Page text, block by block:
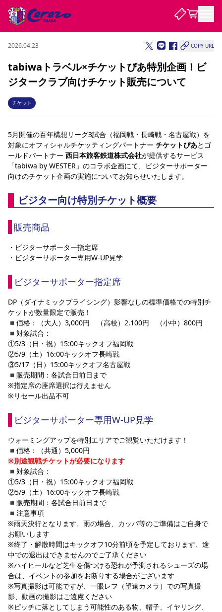
試合・チーム
試合について
試合日程 / 結果
チームについて
選手・スタッフ スケジュール メディア情報 アクセス
レディース
アカデミー ハナサカプレーヤー 歴代所属選手
観戦する
チケット
チケット情報 販売スケジュール 価格・席種
購入方法
シーズンシート
法人シーズンシート 福祉サービス 団体チケット
特定興行入場券
譲渡サービス リセールサービス
観戦ガイド
観戦マナー&ルール
ビジターサポーター観戦ガイド
YANMAR HANASAKA STADIUM
DAZNで観戦
アウェイツアー
アウェイツアー
よくある質問
よくある質問
クラブを知る
セレッソ大阪について
クラブ紹介 沿革 シーズン記録 求人情報
パートナー企業募集中 セレッソ大阪VISAカード サポートスタッフ
サステナビリティポリシー SDGsのゴール
活動レポート
SPORT POSITIVE LEAGUES
スポーツクラブ
スポーツクラブ
関連団体/施設
長居公園 セレッソフットサルパーク
セレッソスポーツパーク舞洲
YANMAR HANASAKA STADIUM
セレッソ大阪アカデミー 子供のサッカースクール
大人のサッカースクール
その他スポーツクラブ
ファンクラブ
SAKURA SOCIO SAKURA POINT Program 招待券引換方法
まいセレチケット 会員規定 婚姻届・出生届・命名書
ニュース
ホームタウン
パートナー スポーツクラブ
アカデミー
2026.04.23 COPY URL
tabiwaトラベル×チケットぴあ特別企画！ビ
ジタークラブ向けチケット販売について
チケット
5月開催の百年構想リーグ3試合（福岡戦・長崎戦・名古屋戦）を
対象にオフィシャルチケッティングパートナー チケットぴあとゴ
ールドパートナー 西日本旅客鉄道株式会社が提供するサービス
「tabiwa by WESTER」のコラボ企画にて、ビジターサポーター
向けのチケット企画の実施についてお知らせいたします。
ビジター向け特別チケット概要
販売商品
・ビジターサポーター指定席
・ビジターサポーター専用W-UP見学
ビジターサポーター指定席
DP（ダイナミックプライシング）影響なしの標準価格での特別チ
ケットが数量限定で販売！
◾️価格：（大人）3,000円　（高校）2,100円　（小中）800円
◾️対象試合：
①5/3（日・祝）15:00キックオフ福岡戦
②5/9（土）16:00キックオフ長崎戦
③5/17（日）15:00キックオフ名古屋戦
◾️販売期間：各試合日前日まで
※指定席の座席選択は行えません
※リセール出品不可
ビジターサポーター専用W-UP見学
ウォーミングアップを特別エリアでご観覧いただけます！
◾️価格：（共通）5,000円
※別途観戦チケットが必要になります
◾️対象試合：
①5/3（日・祝）15:00キックオフ福岡戦
②5/9（土）16:00キックオフ長崎戦
◾️販売期間：各試合日前日まで
◾️注意事項
※雨天決行となります、雨の場合、カッパ等のご準備はご自身で
お願いします
※終了・解散時間はキックオフ10分前頃を予定しております、途
中での退出はできませんのでご了承ください
※ハイヒールなど芝生を傷つける恐れが予測されるシューズの場
合は、イベントの参加をお断りする場合がございます
※写真撮影は可能ですが、一眼レフ（望遠カメラ）での写真撮
影、動画の撮影はご遠慮ください
※ピッチに落としてしまう可能性のある物、帽子、イヤリング、